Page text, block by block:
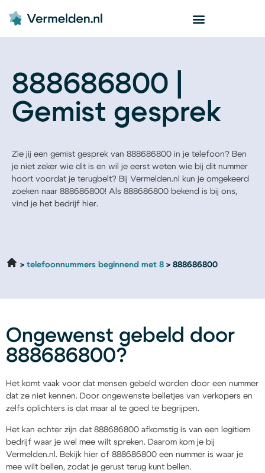
888686800 |
Gemist gesprek
Zie jij een gemist gesprek van 888686800 in je telefoon? Ben
je niet zeker wie dit is en wil je eerst weten wie bij dit nummer
hoort voordat je terugbelt? Bij Vermelden.nl kun je omgekeerd
zoeken naar 888686800! Als 888686800 bekend is bij ons,
vind je het bedrijf hier.
telefoonnummers beginnend met 8 888686800
Ongewenst gebeld door
888686800?
Het komt vaak voor dat mensen gebeld worden door een nummer
dat ze niet kennen. Door ongewenste belletjes van verkopers en
zelfs oplichters is dat maar al te goed te begrijpen.
Het kan echter zijn dat 888686800 afkomstig is van een legitiem
bedrijf waar je wel mee wilt spreken. Daarom kom je bij
Vermelden.nl. Bekijk hier of 888686800 een nummer is waar je
mee wilt bellen, zodat je gerust terug kunt bellen.